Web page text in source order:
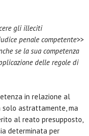
gli illeciti
penale competente>>
se la sua competenza
delle regole di
in relazione al
solo astrattamente, ma
al reato presupposto,
determinata per